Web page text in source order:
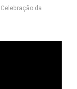
Celebração da